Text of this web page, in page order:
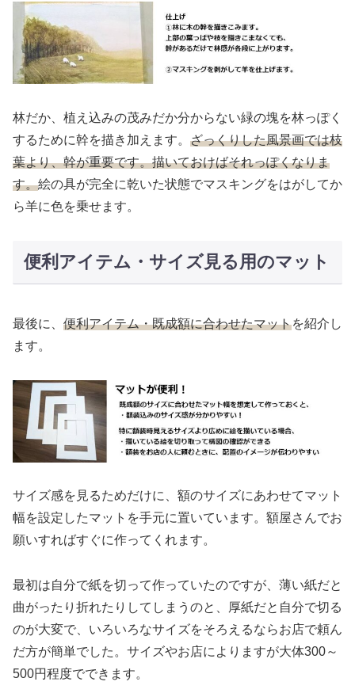
林だか、植え込みの茂みだか分からない緑の塊を林っぽく
するために幹を描き加えます。 ざっくりした風景画では枝
葉より、幹が重要です。描いておけばそれっぽくなりま
す。絵の具が完全に乾いた状態でマスキングをはがしてか
ら羊に色を乗せます。
便利アイテム・サイズ見る用のマット
最後に、 便利アイテム・既成額に合わせたマットを紹介し
ます。
サイズ感を見るためだけに、額のサイズにあわせてマット
幅を設定したマットを手元に置いています。額屋さんでお
願いすればすぐに作ってくれます。
最初は自分で紙を切って作っていたのですが、薄い紙だと
曲がったり折れたりしてしまうのと、厚紙だと自分で切る
のが大変で、いろいろなサイズをそろえるならお店で頼ん
だ方が簡単でした。サイズやお店によりますが大体300～
500円程度でできます。